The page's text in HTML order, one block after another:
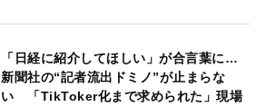
「日経に紹介してほしい」が合言葉に…
新聞社の“記者流出ドミノ”が止まらな
い 「TikToker化まで求められた」現場